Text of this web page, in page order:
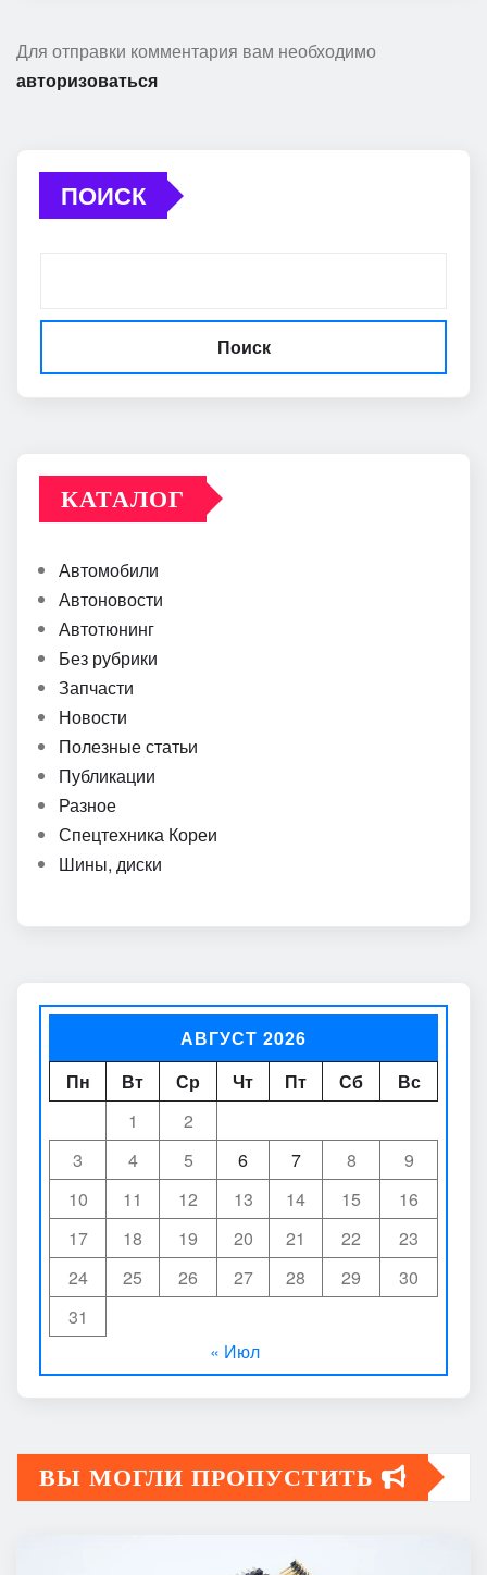
Для отправки комментария вам необходимо
авторизоваться
ПОИСК
Поиск
КАТАЛОГ
Автомобили
Автоновости
Автотюнинг
Без рубрики
Запчасти
Новости
Полезные статьи
Публикации
Разное
Спецтехника Кореи
Шины, диски
АВГУСТ 2026
Пн
Вт Ср Чт Пт Сб
Вс
1
2
3
4 5 6 7 8
9
10
11 12 13 14 15
16
17
18 19 20 21 22
23
24
25 26 27 28 29
30
31
« Июл
ВЫ МОГЛИ ПРОПУСТИТЬ